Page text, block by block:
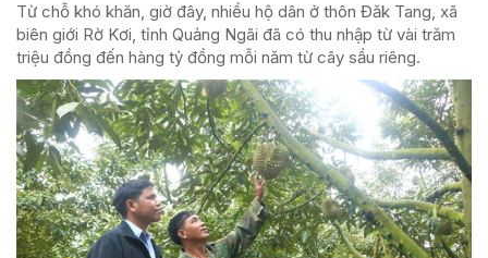
Từ chỗ khó khăn, giờ đây, nhiều hộ dân ở thôn Đăk Tang, xã
biên giới Rờ Kơi, tỉnh Quảng Ngãi đã có thu nhập từ vài trăm
triệu đồng đến hàng tỷ đồng mỗi năm từ cây sầu riêng.